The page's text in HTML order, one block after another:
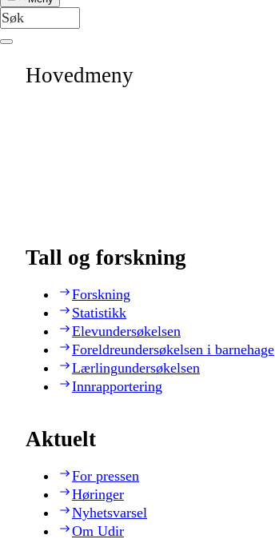
Hovedmeny
Tall og forskning
Forskning
Statistikk
Elevundersøkelsen
Foreldreundersøkelsen i barnehage
Lærlingundersøkelsen
Innrapportering
Aktuelt
For pressen
Høringer
Nyhetsvarsel
Om Udir